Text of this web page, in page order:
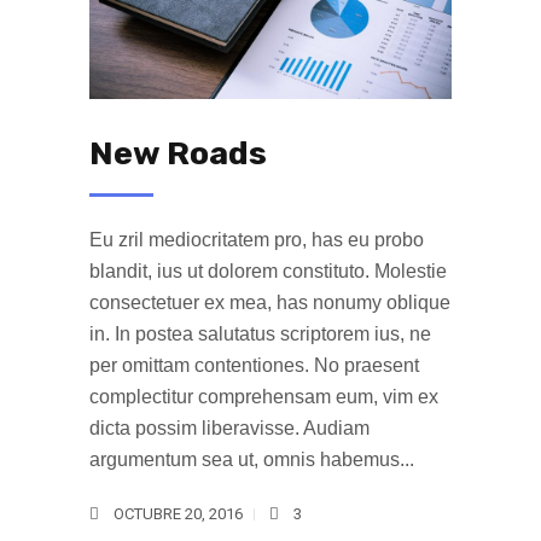
New Roads
Eu zril mediocritatem pro, has eu probo
blandit, ius ut dolorem constituto. Molestie
consectetuer ex mea, has nonumy oblique
in. In postea salutatus scriptorem ius, ne
per omittam contentiones. No praesent
complectitur comprehensam eum, vim ex
dicta possim liberavisse. Audiam
argumentum sea ut, omnis habemus...
OCTUBRE 20, 2016 3